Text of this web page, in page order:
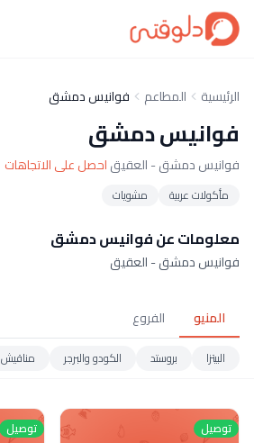
الرئيسية المطاعم فوانيس دمشق
فوانيس دمشق
فوانيس دمشق - العقيقاحصل على الاتجاهات
مأكولات عربية مشويات
معلومات عن فوانيس دمشق
فوانيس دمشق - العقيق
المنيو الفروع
البيتزا بروستد الكودو والبرجر مناقيش
توصيل توصيل